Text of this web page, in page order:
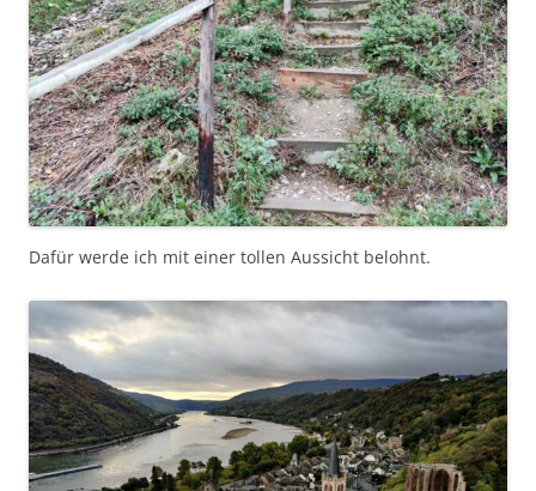
Dafür werde ich mit einer tollen Aussicht belohnt.